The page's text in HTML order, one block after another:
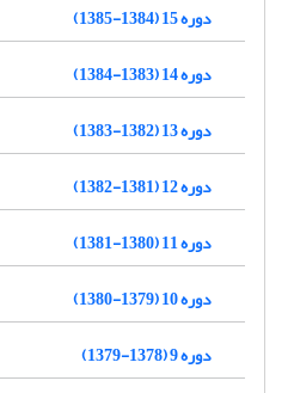
دوره 15 (1384-1385)
دوره 14 (1383-1384)
دوره 13 (1382-1383)
دوره 12 (1381-1382)
دوره 11 (1380-1381)
دوره 10 (1379-1380)
دوره 9 (1378-1379)